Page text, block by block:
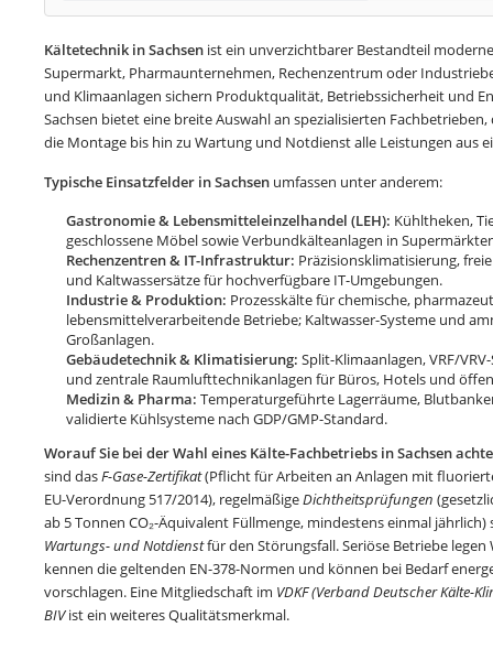
Kältetechnik in Sachsen ist ein unverzichtbarer Bestandteil
Supermarkt, Pharmaunternehmen, Rechenzentrum oder
und Klimaanlagen sichern Produktqualität, Betriebssicherheit und
Sachsen bietet eine breite Auswahl an spezialisierten
die Montage bis hin zu Wartung und Notdienst alle Leistungen aus
Typische Einsatzfelder in Sachsen umfassen unter anderem:
Gastronomie & Lebensmitteleinzelhandel (LEH): Kühltheken,
geschlossene Möbel sowie Verbundkälteanlagen in
Rechenzentren & IT-Infrastruktur: Präzisionsklimatisierung,
und Kaltwassersätze für hochverfügbare IT-Umgebungen.
Industrie & Produktion: Prozesskälte für chemische,
lebensmittelverarbeitende Betriebe; Kaltwasser-Systeme und
Großanlagen.
Gebäudetechnik & Klimatisierung: Split-Klimaanlagen, VRF/
und zentrale Raumlufttechnikanlagen für Büros, Hotels und
Medizin & Pharma: Temperaturgeführte Lagerräume,
validierte Kühlsysteme nach GDP/GMP-Standard.
Worauf Sie bei der Wahl eines Kälte-Fachbetriebs in Sachsen
sind dasF-Gase-Zertifikat(Pflicht für Arbeiten an Anlagen mit
EU-Verordnung 517/2014), regelmäßigeDichtheitsprüfungen
ab 5 Tonnen CO₂-Äquivalent Füllmenge, mindestens einmal
Wartungs- und Notdienstfür den Störungsfall. Seriöse Betriebe
kennen die geltenden EN-378-Normen und können bei Bedarf
vorschlagen. Eine Mitgliedschaft im VDKF (Verband Deutscher Kälte-
BIVist ein weiteres Qualitätsmerkmal.